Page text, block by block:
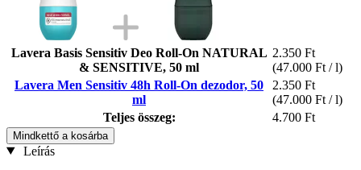
Lavera Basis Sensitiv Deo Roll-On NATURAL
& SENSITIVE, 50 ml
2.350 Ft
(47.000 Ft / l)
Lavera Men Sensitiv 48h Roll-On dezodor, 50
ml
2.350 Ft
(47.000 Ft / l)
Teljes összeg:
4.700 Ft
Mindkettő a kosárba
Leírás